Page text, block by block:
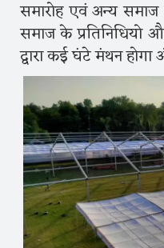
समारोह एवं अन्य
समाज के प्रतिनिधियो
द्वारा कई घंटे मंथन होगा